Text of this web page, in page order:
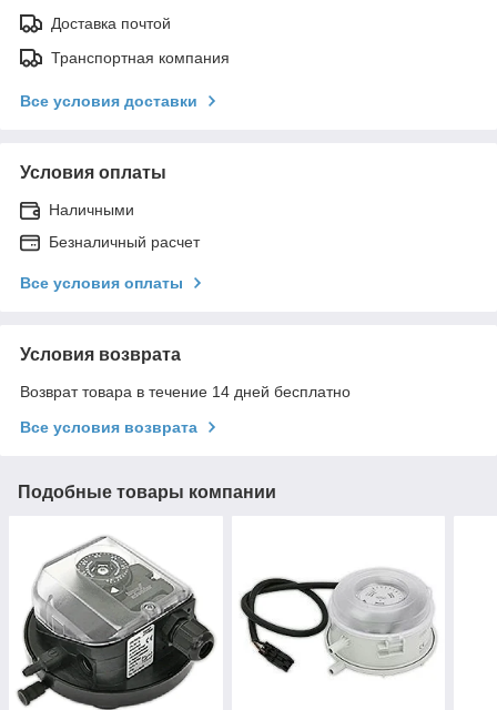
Доставка почтой
Транспортная компания
Все условия доставки
Условия оплаты
Наличными
Безналичный расчет
Все условия оплаты
Условия возврата
Возврат товара в течение 14 дней бесплатно
Все условия возврата
Подобные товары компании